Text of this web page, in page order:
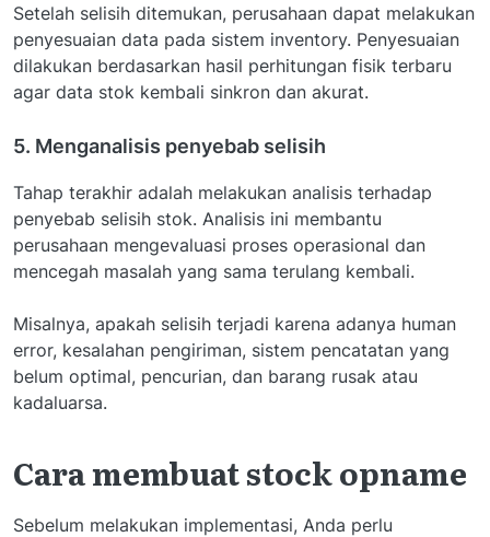
Setelah selisih ditemukan, perusahaan dapat melakukan
penyesuaian data pada sistem inventory. Penyesuaian
dilakukan berdasarkan hasil perhitungan fisik terbaru
agar data stok kembali sinkron dan akurat.
5. Menganalisis penyebab selisih
Tahap terakhir adalah melakukan analisis terhadap
penyebab selisih stok. Analisis ini membantu
perusahaan mengevaluasi proses operasional dan
mencegah masalah yang sama terulang kembali.
Misalnya, apakah selisih terjadi karena adanya human
error, kesalahan pengiriman, sistem pencatatan yang
belum optimal, pencurian, dan barang rusak atau
kadaluarsa.
Cara membuat stock opname
Sebelum melakukan implementasi, Anda perlu